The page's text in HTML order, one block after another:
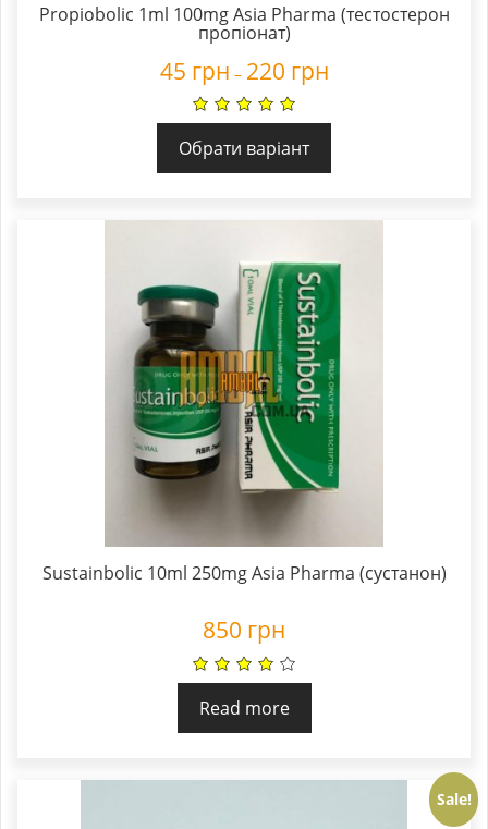
Propiobolic 1ml 100mg Asia Pharma (тестостерон
пропіонат)
45 грн – 220 грн
Обрати варіант
Sustainbolic 10ml 250mg Asia Pharma (сустанон)
850 грн
Read more
Sale!